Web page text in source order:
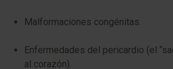
Malformaciones congénitas.
Enfermedades del pericardio (el
al corazón).